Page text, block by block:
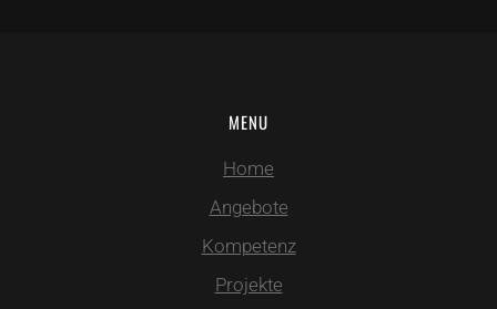
MENU
Home
Angebote
Kompetenz
Projekte